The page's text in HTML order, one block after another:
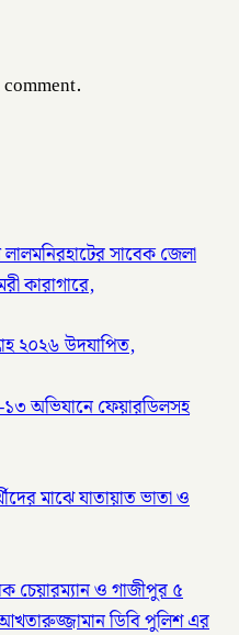
সাবেক জেলা
কারাগারে,
২০২৬ উদযাপিত,
১৩ অভিযানে ফেয়ারডিলসহ
মাঝে যাতায়াত ভাতা ও
চেয়ারম্যান ও গাজীপুর ৫
ডিবি পুলিশ এর